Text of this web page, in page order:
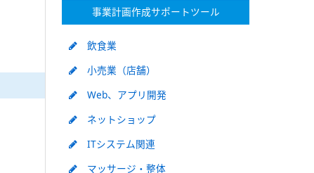
事業計画作成サポートツール
飲食業
小売業（店舗）
Web、アプリ開発
ネットショップ
ITシステム関連
マッサージ・整体